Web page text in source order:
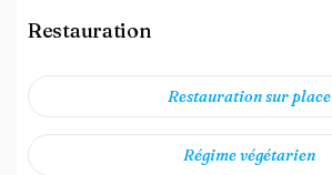
Restauration
Restauration sur place
Régime végétarien